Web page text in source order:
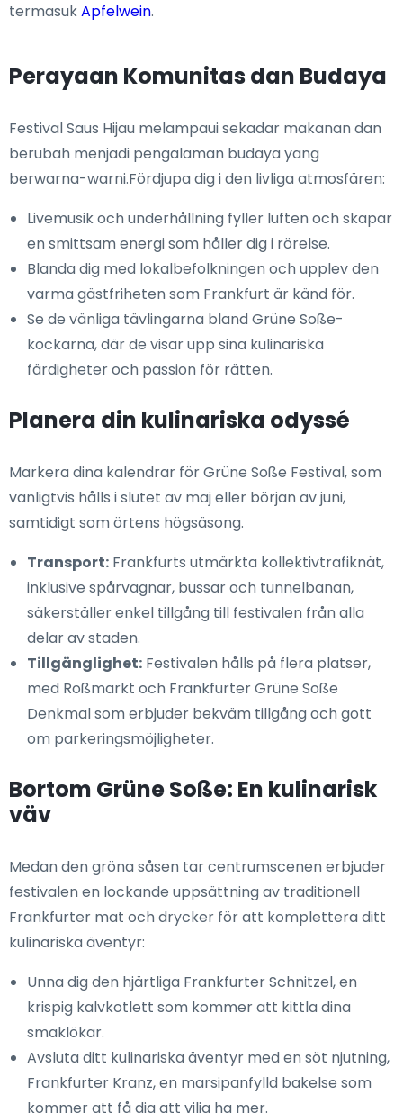
termasukApfelwein.
Perayaan Komunitas dan Budaya
Festival Saus Hijau melampaui sekadar makanan dan
berubah menjadi pengalaman budaya yang
berwarna-warni.Fördjupa dig i den livliga atmosfären:
Livemusik och underhållning fyller luften och skapar
en smittsam energi som håller dig i rörelse.
Blanda dig med lokalbefolkningen och upplev den
varma gästfriheten som Frankfurt är känd för.
Se de vänliga tävlingarna bland Grüne Soße-
kockarna, där de visar upp sina kulinariska
färdigheter och passion för rätten.
Planera din kulinariska odyssé
Markera dina kalendrar för Grüne Soße Festival, som
vanligtvis hålls i slutet av maj eller början av juni,
samtidigt som örtens högsäsong.
Transport: Frankfurts utmärkta kollektivtrafiknät,
inklusive spårvagnar, bussar och tunnelbanan,
säkerställer enkel tillgång till festivalen från alla
delar av staden.
Tillgänglighet: Festivalen hålls på flera platser,
med Roßmarkt och Frankfurter Grüne Soße
Denkmal som erbjuder bekväm tillgång och gott
om parkeringsmöjligheter.
Bortom Grüne Soße: En kulinarisk
väv
Medan den gröna såsen tar centrumscenen erbjuder
festivalen en lockande uppsättning av traditionell
Frankfurter mat och drycker för att komplettera ditt
kulinariska äventyr:
Unna dig den hjärtliga Frankfurter Schnitzel, en
krispig kalvkotlett som kommer att kittla dina
smaklökar.
Avsluta ditt kulinariska äventyr med en söt njutning,
Frankfurter Kranz, en marsipanfylld bakelse som
kommer att få dig att vilja ha mer.